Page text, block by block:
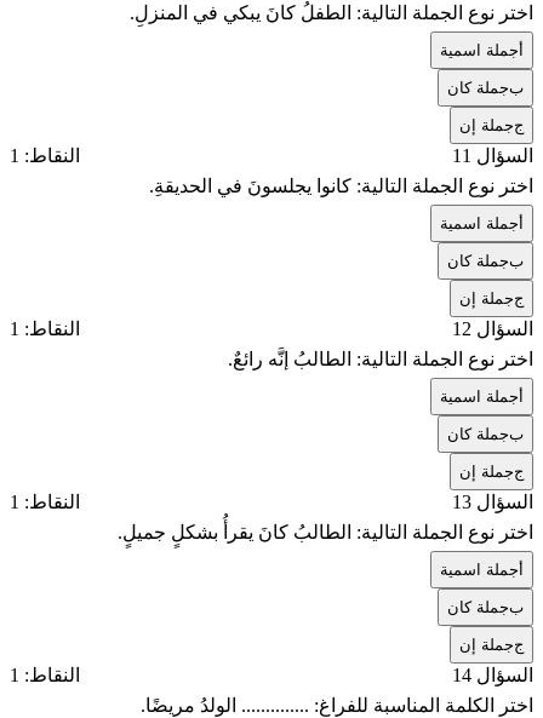
اختر نوع الجملة التالية: الطفلُ كانَ يبكي في المنزلِ.
جملة اسمية
بجملة كان
ججملة إن
السؤال 11
النقاط: 1
اختر نوع الجملة التالية: كانوا يجلسونَ في الحديقةِ.
جملة اسمية
بجملة كان
ججملة إن
السؤال 12
النقاط: 1
اختر نوع الجملة التالية: الطالبُ إنَّه رائعٌ.
جملة اسمية
بجملة كان
ججملة إن
السؤال 13
النقاط: 1
اختر نوع الجملة التالية: الطالبُ كانَ يقرأُ بشكلٍ جميلٍ.
جملة اسمية
بجملة كان
ججملة إن
السؤال 14
النقاط: 1
اختر الكلمة المناسبة للفراغ: .............. الولدُ مريضًا.